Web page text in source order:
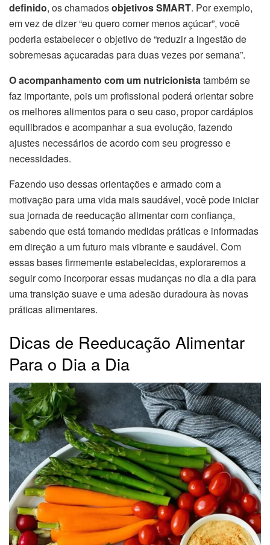
definido, os chamadosobjetivos SMART. Por exemplo,
em vez de dizer “eu quero comer menos açúcar”, você
poderia estabelecer o objetivo de “reduzir a ingestão de
sobremesas açucaradas para duas vezes por semana”.
O acompanhamento com um nutricionistatambém se
faz importante, pois um profissional poderá orientar sobre
os melhores alimentos para o seu caso, propor cardápios
equilibrados e acompanhar a sua evolução, fazendo
ajustes necessários de acordo com seu progresso e
necessidades.
Fazendo uso dessas orientações e armado com a
motivação para uma vida mais saudável, você pode iniciar
sua jornada de reeducação alimentar com confiança,
sabendo que está tomando medidas práticas e informadas
em direção a um futuro mais vibrante e saudável. Com
essas bases firmemente estabelecidas, exploraremos a
seguir como incorporar essas mudanças no dia a dia para
uma transição suave e uma adesão duradoura às novas
práticas alimentares.
Dicas de Reeducação Alimentar
Para o Dia a Dia